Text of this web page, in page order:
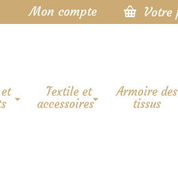
Mon compte Votre
Textile et
accessoires
Armoire des
tissus